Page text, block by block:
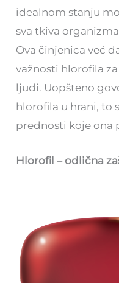
idealnom stanju
sva tkiva
Ova činjenica već
važnosti hlorofila
ljudi. Uopšteno
hlorofila u hrani, to
prednosti koje ona
Hlorofil – odlična